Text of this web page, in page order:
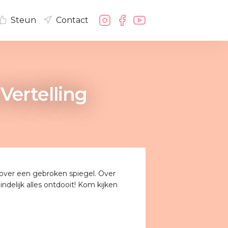
een gebroken spiegel. Over
alles ontdooit! Kom kijken
Steun Contact